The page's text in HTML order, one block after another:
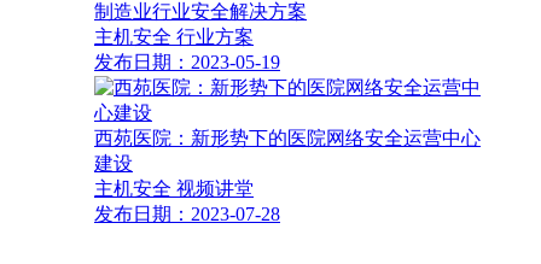
制造业行业安全解决方案
主机安全 行业方案
发布日期：2023-05-19
西苑医院：新形势下的医院网络安全运营中心
建设
主机安全 视频讲堂
发布日期：2023-07-28